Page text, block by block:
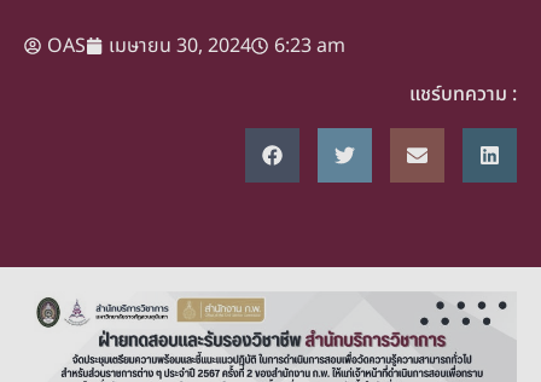
OAS เมษายน 30, 2024
6:23 am
แชร์บทความ :